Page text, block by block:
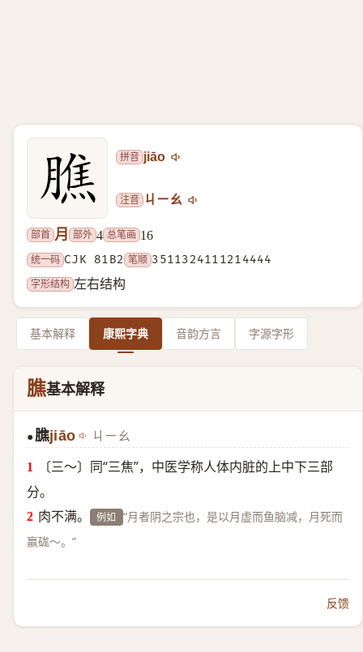
拼音 jiāo
注音 ㄐㄧㄠ
部首 月 部外 4 总笔画 16
统一码 CJK 81B2 笔顺 3511324111214444
字形结构 左右结构
基本解释 康熙字典 音韵方言 字源字形
膲基本解释
●膲jiāo ㄐㄧㄠ
〔三～〕同“三焦”，中医学称人体内脏的上中下三部
分。
肉不满。
例如 “月者阴之宗也，是以月虚而鱼脑减，月死而
赢硥～。”
反馈